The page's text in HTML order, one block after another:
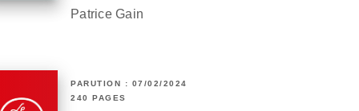
Patrice Gain
PARUTION : 07/02/2024
240 PAGES